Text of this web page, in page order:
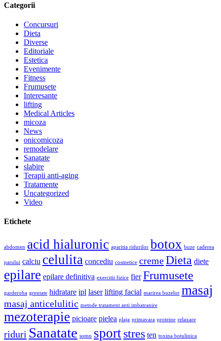
Categorii
Concursuri
Dieta
Diverse
Editoriale
Estetica
Evenimente
Fitness
Frumusete
Interesante
lifting
Medical Articles
micoza
News
onicomicoza
remodelare
Sanatate
slabire
Terapii anti-aging
Tratamente
Uncategorized
Video
Etichete
abdomen acid hialuronic aparitia ridurilor botox buze caderea
parului calciu celulita concediu cosmetice cremeDieta diete
epilare epilare definitiva exercitii fizice fier Frumusete
garderoba greutate hidratare ipl laser lifting facial marirea buzelor masaj
masaj anticelulitic metode tratament anti imbatranire
mezoterapie picioare pielea plaja primavara proteine relaxare
riduri Sanatate somn sportstres ten toxina botulinica